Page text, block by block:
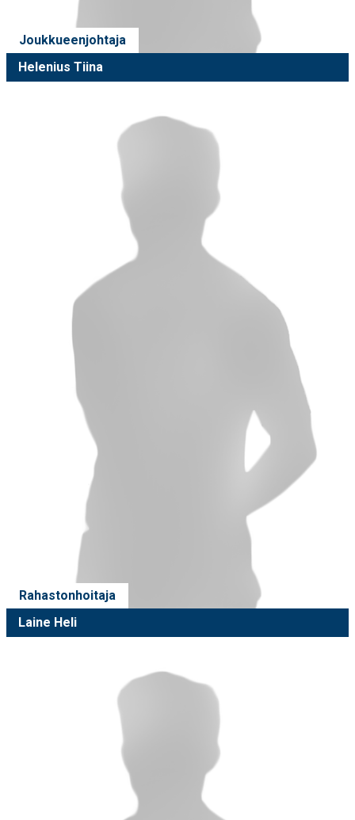
Joukkueenjohtaja
Helenius Tiina
Rahastonhoitaja
Laine Heli